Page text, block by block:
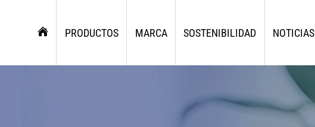
PRODUCTOS MARCA SOSTENIBILIDAD NOTICIAS